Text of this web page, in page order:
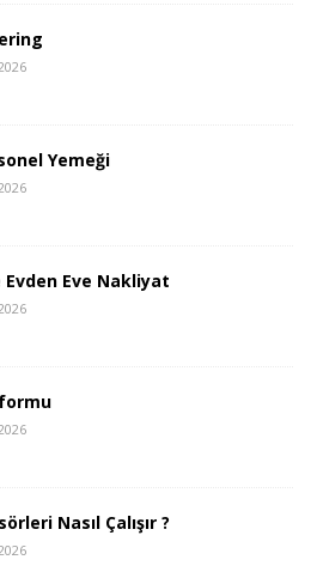
Yemeği
Evden Eve Nakliyat
Nasıl Çalışır ?